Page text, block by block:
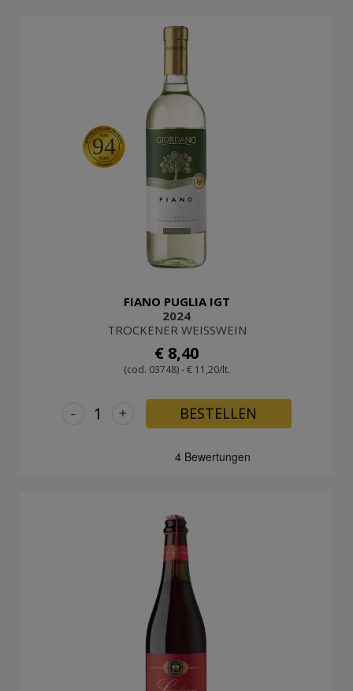
94
FIANO PUGLIA IGT
2024
TROCKENER WEISSWEIN
€ 8,40
(cod. 03748) - € 11,20/lt.
+
- BESTELLEN